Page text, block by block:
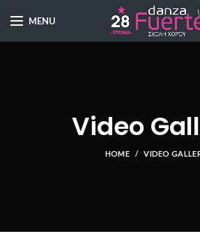
MENU
Video
HOME VIDEO